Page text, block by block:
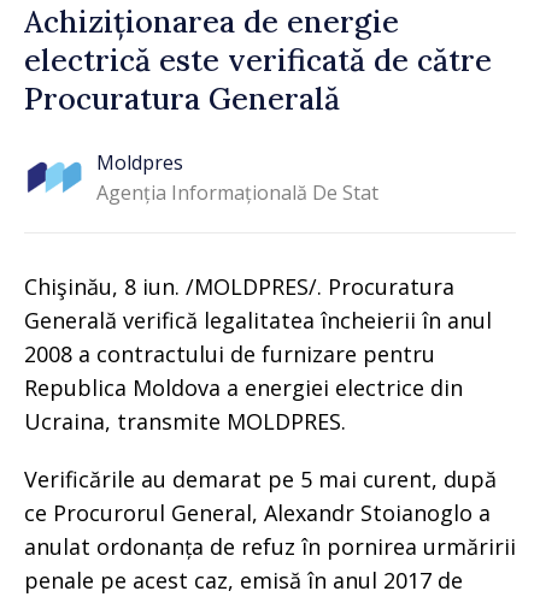
Achiziționarea de energie
electrică este verificată de către
Procuratura Generală
Moldpres
Agenția Informațională De Stat
Chişinău, 8 iun. /MOLDPRES/. Procuratura
Generală verifică legalitatea încheierii în anul
2008 a contractului de furnizare pentru
Republica Moldova a energiei electrice din
Ucraina, transmite MOLDPRES.
Verificările au demarat pe 5 mai curent, după
ce Procurorul General, Alexandr Stoianoglo a
anulat ordonanța de refuz în pornirea urmăririi
penale pe acest caz, emisă în anul 2017 de